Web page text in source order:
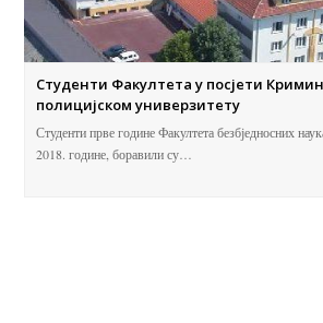
Студенти Факултета у посјети
полицијском универзитету
Студенти прве године Факултета безбједносних
2018. године, боравили су…